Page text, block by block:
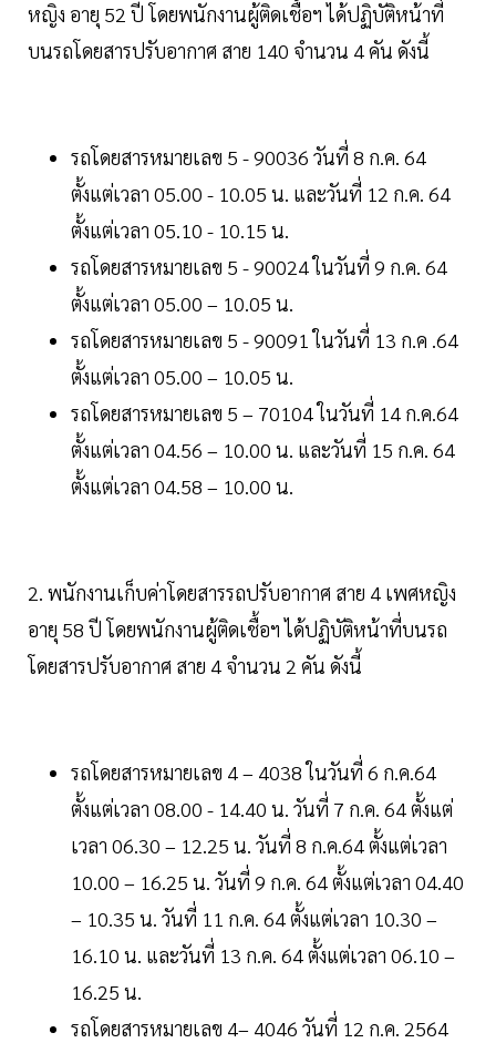
หญิง อายุ 52 ปี โดยพนักงานผู้ติดเชื้อฯ ได้ปฏิบัติหน้าที่
บนรถโดยสารปรับอากาศ สาย 140 จำนวน 4 คัน ดังนี้
รถโดยสารหมายเลข 5 - 90036 วันที่ 8 ก.ค. 64
ตั้งแต่เวลา 05.00 - 10.05 น. และวันที่ 12 ก.ค. 64
ตั้งแต่เวลา 05.10 - 10.15 น.
รถโดยสารหมายเลข 5 - 90024 ในวันที่ 9 ก.ค. 64
ตั้งแต่เวลา 05.00 – 10.05 น.
รถโดยสารหมายเลข 5 - 90091 ในวันที่ 13 ก.ค .64
ตั้งแต่เวลา 05.00 – 10.05 น.
รถโดยสารหมายเลข 5 – 70104 ในวันที่ 14 ก.ค.64
ตั้งแต่เวลา 04.56 – 10.00 น. และวันที่ 15 ก.ค. 64
ตั้งแต่เวลา 04.58 – 10.00 น.
2. พนักงานเก็บค่าโดยสารรถปรับอากาศ สาย 4 เพศหญิง
อายุ 58 ปี โดยพนักงานผู้ติดเชื้อฯ ได้ปฏิบัติหน้าที่บนรถ
โดยสารปรับอากาศ สาย 4 จำนวน 2 คัน ดังนี้
รถโดยสารหมายเลข 4 – 4038 ในวันที่ 6 ก.ค.64
ตั้งแต่เวลา 08.00 - 14.40 น. วันที่ 7 ก.ค. 64 ตั้งแต่
เวลา 06.30 – 12.25 น. วันที่ 8 ก.ค.64 ตั้งแต่เวลา
10.00 – 16.25 น. วันที่ 9 ก.ค. 64 ตั้งแต่เวลา 04.40
– 10.35 น. วันที่ 11 ก.ค. 64 ตั้งแต่เวลา 10.30 –
16.10 น. และวันที่ 13 ก.ค. 64 ตั้งแต่เวลา 06.10 –
16.25 น.
รถโดยสารหมายเลข 4– 4046 วันที่ 12 ก.ค. 2564